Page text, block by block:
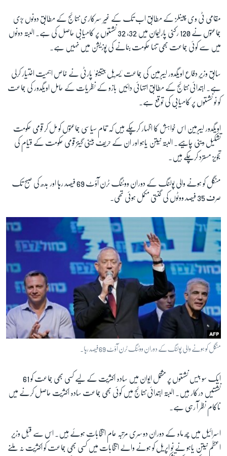
زبان
مقامی ٹی وی چینلز کے مطابق اب تک کے غیر سرکاری نتائج کے مطابق دونوں بڑی
جماعتوں نے 120 رکنی پارلیمان میں 32، 32 نشستوں پر کامیابی حاصل کی ہے۔ البتہ دونوں
میں سے کوئی جماعت بھی تنہا حکومت بنانے کی پوزیشن میں نہیں ہے۔
سابق وزیرِ دفاع اویگدور لیبرمین کی جماعت 'یسریل بیتینو' پارٹی نے خاص اہمیت اختیار کرلی
ہے۔
ابتدائی نتائج کے مطابق انتہائی دائیں بازو کے نظریات کے حامل اویگدور کی جماعت
کو نو نشستوں پر کامیابی کی توقع ہے۔
اویگدور لیبرمین اس خواہش کا اظہار کرچکے ہیں کہ تمام سیاسی جماعتوں کو مل کر قومی حکومت
تشکیل دینی چاہیے۔ البتہ نیتن یاہو اور ان کے حریف بینی گینز قومی حکومت کے قیام کی
تجویز مسترد کرچکے ہیں۔
منگل کو ہونے والی پولنگ کے دوران ووٹنگ ٹرن آؤٹ 69 فیصد رہا اور بدھ کی صبح تک
صرف 35 فیصد ووٹوں کی گنتی مکمل ہوئی تھی۔
منگل کو ہونے والی پولنگ کے دوران ووٹنگ ٹرن آؤٹ 69 فیصد رہا۔
ایک سو بیس نشستوں پر مشتمل ایوان میں سادہ اکثریت کے لیے کسی بھی جماعت کو 61
نشستیں درکار ہیں۔ البتہ ابتدائی نتائج میں کوئی بھی جماعت سادہ اکثریت حاصل کرنے میں
ناکام نظر آ رہی ہے۔
اسرائیل میں چھ ماہ کے دوران دوسری مرتبہ عام انتخابات ہوئے ہیں۔ اس سے قبل وزیرِ
اعظم نیتن یاہو نے نو اپریل کو ہونے والے انتخابات میں کسی بھی جماعت کو اکثریت نہ ملنے